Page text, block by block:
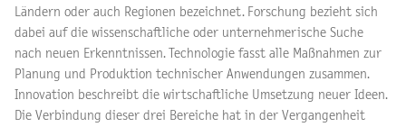
Ländern oder auch Regionen bezeichnet. Forschung bezieht sich
dabei auf die wissenschaftliche oder unternehmerische Suche
nach neuen Erkenntnissen. Technologie fasst alle Maßnahmen zur
Planung und Produktion technischer Anwendungen zusammen.
Innovation beschreibt die wirtschaftliche Umsetzung neuer Ideen.
Die Verbindung dieser drei Bereiche hat in der Vergangenheit